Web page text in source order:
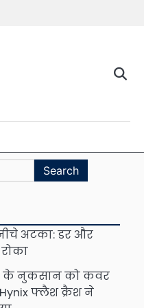
अटका: डर और
के नुकसान को कवर
फ्लैश क्रैश ने